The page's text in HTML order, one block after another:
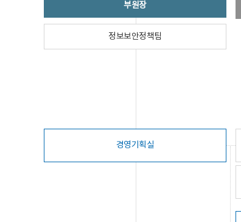
부원장
정보보안정책팀
경영기획실